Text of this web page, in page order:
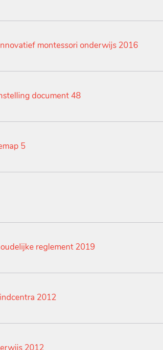
montessori onderwijs 2016
document 48
5
reglement 2019
2012
2012